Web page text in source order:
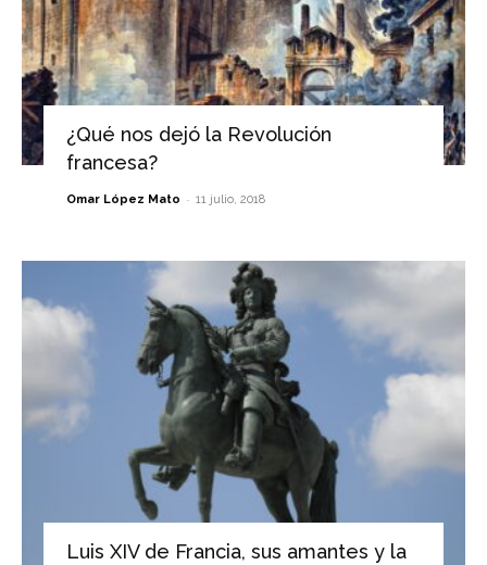
¿Qué nos dejó la Revolución
francesa?
Omar López Mato - 11 julio, 2018
Luis XIV de Francia, sus amantes y la